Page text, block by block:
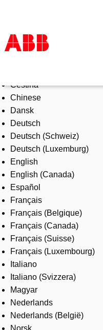
Products & Solutions
Industries
Services
About us
Where to buy
Contact us
Careers
Čeština
Chinese
Dansk
Deutsch
Deutsch (Schweiz)
Deutsch (Luxemburg)
English
English (Canada)
Español
Français
Français (Belgique)
Français (Canada)
Français (Suisse)
Français (Luxembourg)
Italiano
Italiano (Svizzera)
Magyar
Nederlands
Nederlands (België)
Norsk